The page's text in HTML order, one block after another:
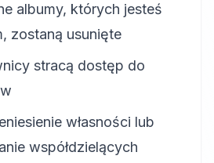
albumy, których jesteś
zostaną usunięte
stracą dostęp do
własności lub
współdzielących